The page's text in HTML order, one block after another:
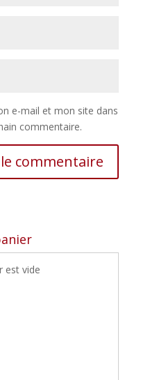
e-mail et mon site dans
commentaire.
est vide